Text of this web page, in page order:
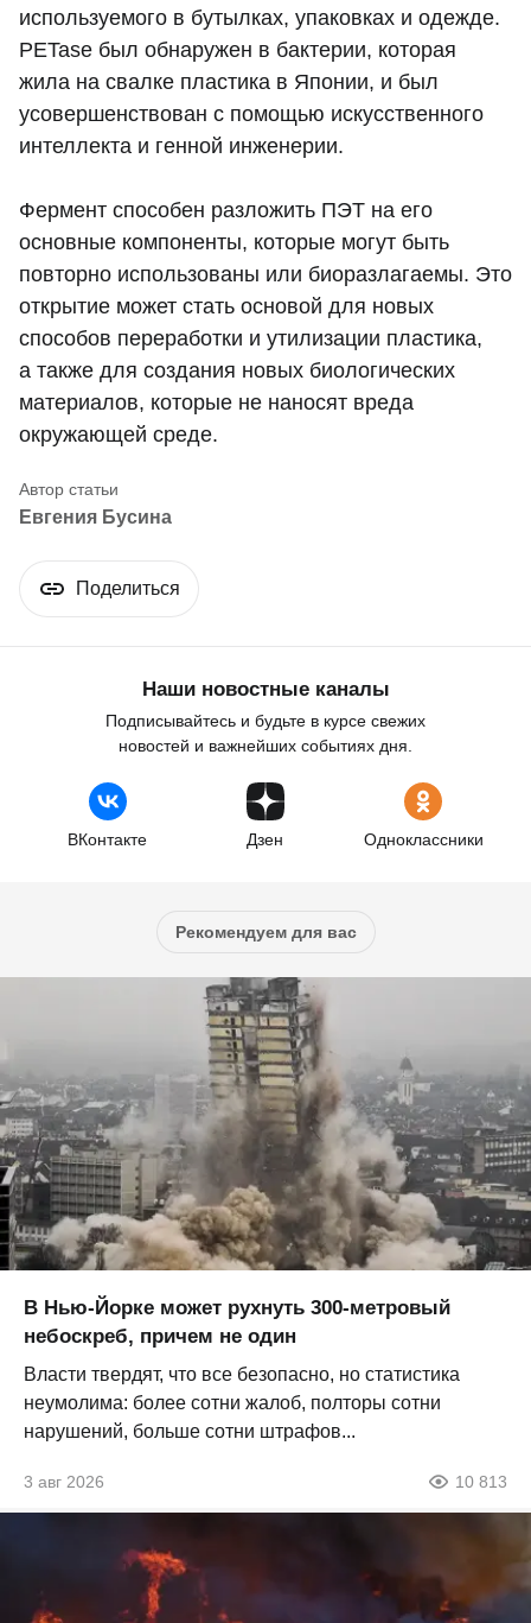
используемого в бутылках, упаковках и одежде.
PETase был обнаружен в бактерии, которая
жила на свалке пластика в Японии, и был
усовершенствован с помощью искусственного
интеллекта и генной инженерии.
Фермент способен разложить ПЭТ на его
основные компоненты, которые могут быть
повторно использованы или биоразлагаемы. Это
открытие может стать основой для новых
способов переработки и утилизации пластика,
а также для создания новых биологических
материалов, которые не наносят вреда
окружающей среде.
Евгения Бусина
Поделиться
Наши новостные каналы
Подписывайтесь и будьте в курсе свежих
новостей и важнейших событиях дня.
ВКонтакте Дзен Одноклассники
Рекомендуем для вас
В Нью-Йорке может рухнуть 300-метровый
небоскреб, причем не один
Власти твердят, что все безопасно, но статистика
неумолима: более сотни жалоб, полторы сотни
нарушений, больше сотни штрафов...
3 авг 2026 10 813